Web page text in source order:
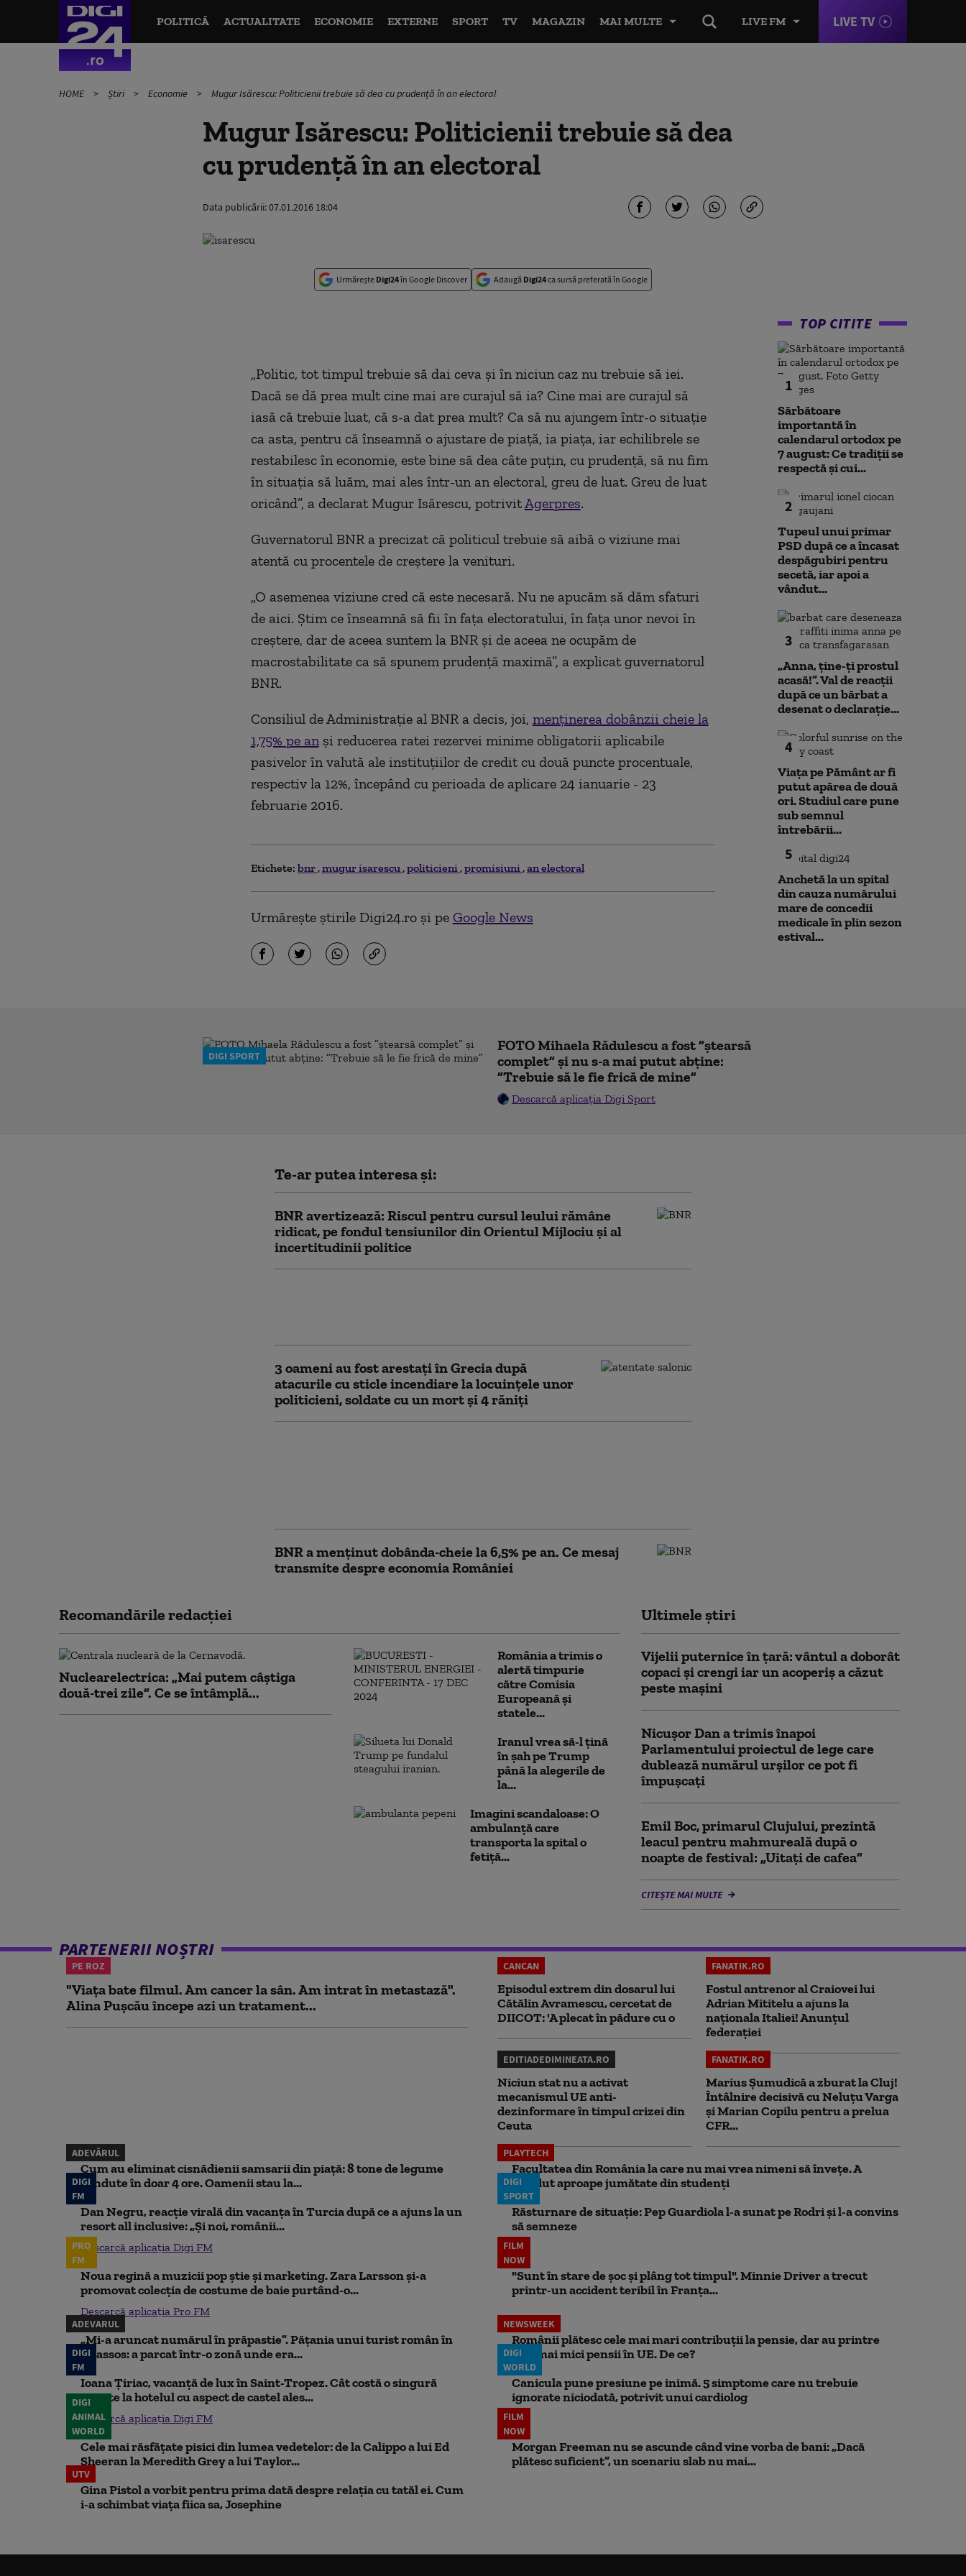
LIVE FM LIVE TV
POLITICĂ ACTUALITATE ECONOMIE EXTERNE SPORT TV MAGAZIN MAI MULTE
HOME Știri Economie Mugur Isărescu: Politicienii trebuie să dea cu prudență în an electoral
Mugur Isărescu: Politicienii trebuie să dea
cu prudență în an electoral
Data publicării:07.01.2016 18:04
Urmărește Digi24în Google Discover Adaugă Digi24ca sursă preferată în Google
„Politic, tot timpul trebuie să dai ceva și în niciun caz nu trebuie să iei.
Dacă se dă prea mult cine mai are curajul să ia? Cine mai are curajul să
iasă că trebuie luat, că s-a dat prea mult? Ca să nu ajungem într-o situație
ca asta, pentru că înseamnă o ajustare de piață, ia piața, iar echilibrele se
restabilesc în economie, este bine să dea câte puțin, cu prudență, să nu fim
în situația să luăm, mai ales într-un an electoral, greu de luat. Greu de luat
oricând”, a declarat Mugur Isărescu, potrivitAgerpres.
Guvernatorul BNR a precizat că politicul trebuie să aibă o viziune mai
atentă cu procentele de creștere la venituri.
„O asemenea viziune cred că este necesară. Nu ne apucăm să dăm sfaturi
de aici. Știm ce înseamnă să fii în fața electoratului, în fața unor nevoi în
creștere, dar de aceea suntem la BNR și de aceea ne ocupăm de
macrostabilitate ca să spunem prudență maximă”, a explicat guvernatorul
BNR.
Consiliul de Administrație al BNR a decis, joi, menținerea dobânzii cheie la
1,75% pe anși reducerea ratei rezervei minime obligatorii aplicabile
pasivelor în valută ale instituțiilor de credit cu două puncte procentuale,
respectiv la 12%, începând cu perioada de aplicare 24 ianuarie - 23
februarie 2016.
Etichete: bnr mugur isarescu politicieni promisiuni an electoral
Urmărește știrile Digi24.ro și pe Google News
TOP CITITE
1
Sărbătoare
importantă în
calendarul ortodox pe
7 august: Ce tradiții se
respectă și cui...
2
Tupeul unui primar
PSD după ce a încasat
despăgubiri pentru
secetă, iar apoi a
vândut...
3
„Anna, ţine-ţi prostul
acasă!”. Val de reacții
după ce un bărbat a
desenat o declarație...
4
Viața pe Pământ ar fi
putut apărea de două
ori. Studiul care pune
sub semnul
întrebării...
5
Anchetă la un spital
din cauza numărului
mare de concedii
medicale în plin sezon
estival...
DIGI SPORT
FOTO Mihaela Rădulescu a fost ”ștearsă
complet” și nu s-a mai putut abține:
”Trebuie să le fie frică de mine”
Descarcă aplicația Digi Sport
Te-ar putea interesa și:
BNR avertizează: Riscul pentru cursul leului rămâne
ridicat, pe fondul tensiunilor din Orientul Mijlociu și al
incertitudinii politice
3 oameni au fost arestați în Grecia după
atacurile cu sticle incendiare la locuințele unor
politicieni, soldate cu un mort și 4 răniți
BNR a menținut dobânda-cheie la 6,5% pe an. Ce mesaj
transmite despre economia României
Recomandările redacţiei
Nuclearelectrica: „Mai putem câștiga
două-trei zile”. Ce se întâmplă...
România a trimis o
alertă timpurie
către Comisia
Europeană și
statele...
Iranul vrea să-l țină
în șah pe Trump
până la alegerile de
la...
Imagini scandaloase: O
ambulanță care
transporta la spital o
fetiță...
Ultimele știri
Vijelii puternice în țară: vântul a doborât
copaci și crengi iar un acoperiș a căzut
peste mașini
Nicușor Dan a trimis înapoi
Parlamentului proiectul de lege care
dublează numărul urșilor ce pot fi
împușcați
Emil Boc, primarul Clujului, prezintă
leacul pentru mahmureală după o
noapte de festival: „Uitați de cafea”
CITEȘTE MAI MULTE
PARTENERII NOȘTRI
PE ROZ
"Viața bate filmul. Am cancer la sân. Am intrat în metastază".
Alina Pușcău începe azi un tratament...
CANCAN
Episodul extrem din dosarul lui
Cătălin Avramescu, cercetat de
DIICOT: 'A plecat în pădure cu o
FANATIK.RO
Fostul antrenor al Craiovei lui
Adrian Mititelu a ajuns la
naționala Italiei! Anunțul
federației
EDITIADEDIMINEATA.RO
Niciun stat nu a activat
mecanismul UE anti-
dezinformare în timpul crizei din
Ceuta
FANATIK.RO
Marius Şumudică a zburat la Cluj!
Întâlnire decisivă cu Neluţu Varga
şi Marian Copilu pentru a prelua
CFR...
ADEVĂRUL
Cum au eliminat cisnădienii samsarii din piață: 8 tone de legume
vândute în doar 4 ore. Oamenii stau la...
PLAYTECH
Facultatea din România la care nu mai vrea nimeni să înveţe. A
pierdut aproape jumătate din studenţi
DIGI
FM
Dan Negru, reacție virală din vacanța în Turcia după ce a ajuns la un
resort all inclusive: „Și noi, românii...
Descarcă aplicația Digi FM
DIGI
SPORT
Răsturnare de situație: Pep Guardiola l-a sunat pe Rodri și l-a convins
să semneze
PRO
FM
Noua regină a muzicii pop știe și marketing. Zara Larsson și-a
promovat colecția de costume de baie purtând-o...
Descarcă aplicația Pro FM
FILM
NOW
"Sunt în stare de șoc și plâng tot timpul". Minnie Driver a trecut
printr-un accident teribil în Franța...
ADEVARUL
„Mi-a aruncat numărul în prăpastie”. Pățania unui turist român în
Thassos: a parcat într-o zonă unde era...
NEWSWEEK
Românii plătesc cele mai mari contribuții la pensie, dar au printre
cele mai mici pensii în UE. De ce?
DIGI
FM
Ioana Țiriac, vacanță de lux în Saint-Tropez. Cât costă o singură
noapte la hotelul cu aspect de castel ales...
Descarcă aplicația Digi FM
DIGI
WORLD
Canicula pune presiune pe inimă. 5 simptome care nu trebuie
ignorate niciodată, potrivit unui cardiolog
DIGI
ANIMAL
WORLD
Cele mai răsfățate pisici din lumea vedetelor: de la Calippo a lui Ed
Sheeran la Meredith Grey a lui Taylor...
FILM
NOW
Morgan Freeman nu se ascunde când vine vorba de bani: „Dacă
plătesc suficient”, un scenariu slab nu mai...
UTV
Gina Pistol a vorbit pentru prima dată despre relația cu tatăl ei. Cum
i-a schimbat viața fiica sa, Josephine